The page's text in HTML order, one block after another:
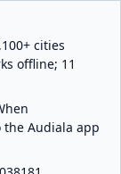
cities
offline; 11
Audiala app